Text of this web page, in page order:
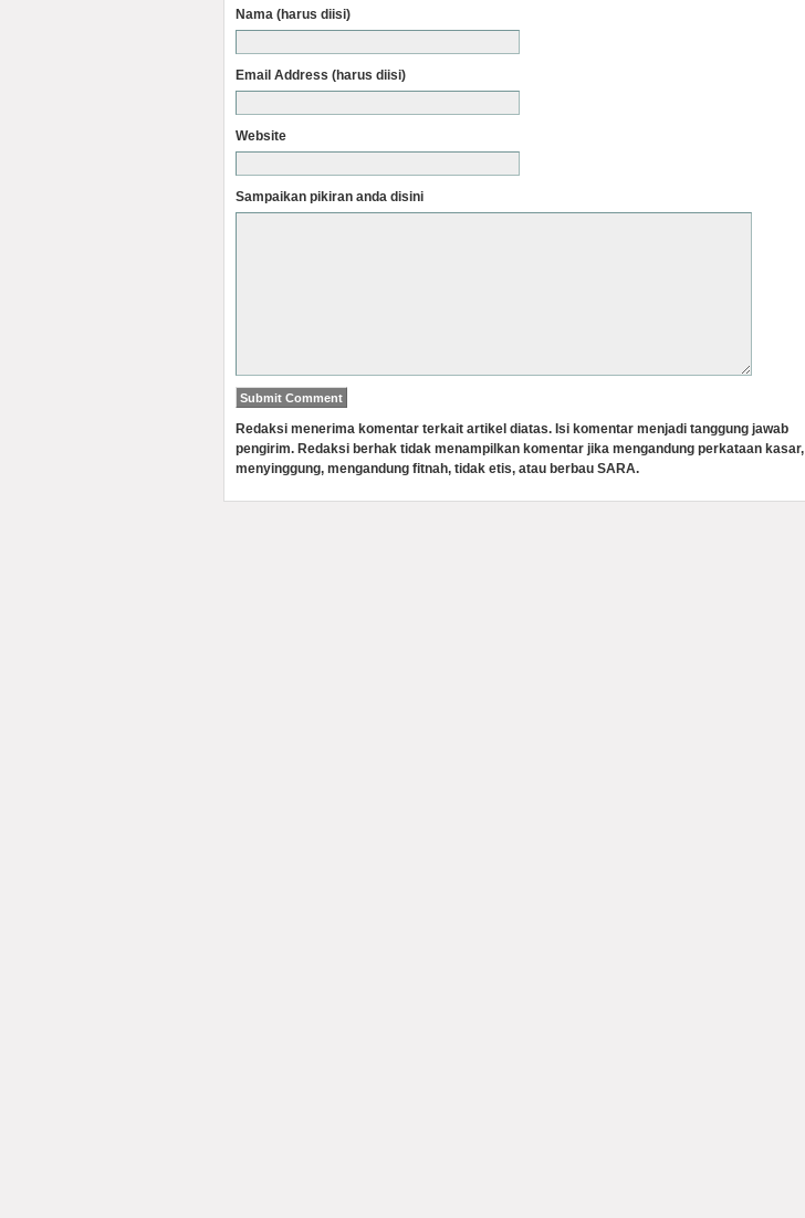
Nama (harus diisi)
Email Address (harus diisi)
Website
Sampaikan pikiran anda disini
Redaksi menerima komentar terkait artikel diatas. Isi komentar menjadi tanggung jawab
pengirim. Redaksi berhak tidak menampilkan komentar jika mengandung perkataan kasar,
menyinggung, mengandung fitnah, tidak etis, atau berbau SARA.